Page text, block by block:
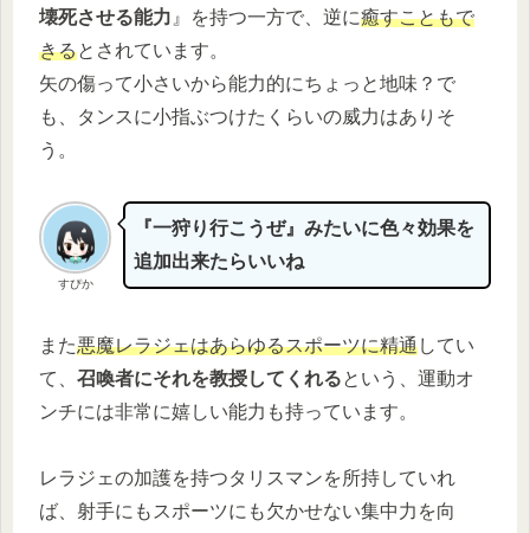
壊死させる能力 』を持つ一方で、逆に癒すこともで
きるとされています。
矢の傷って小さいから能力的にちょっと地味？で
も、タンスに小指ぶつけたくらいの威力はありそ
う。
すぴか
『一狩り行こうぜ』みたいに色々効果を
追加出来たらいいね
また悪魔レラジェはあらゆるスポーツに精通してい
て、 召喚者にそれを教授してくれるという、運動オ
ンチには非常に嬉しい能力も持っています。
レラジェの加護を持つタリスマンを所持していれ
ば、射手にもスポーツにも欠かせない集中力を向